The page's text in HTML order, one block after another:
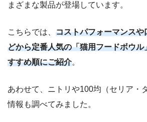
まざまな製品が登場しています。
こちらでは、 コストパフォーマンスや
どから定番人気の「猫用フードボウル
すすめ順にご紹介。
あわせて、ニトリや100均（セリア・
情報も調べてみました。